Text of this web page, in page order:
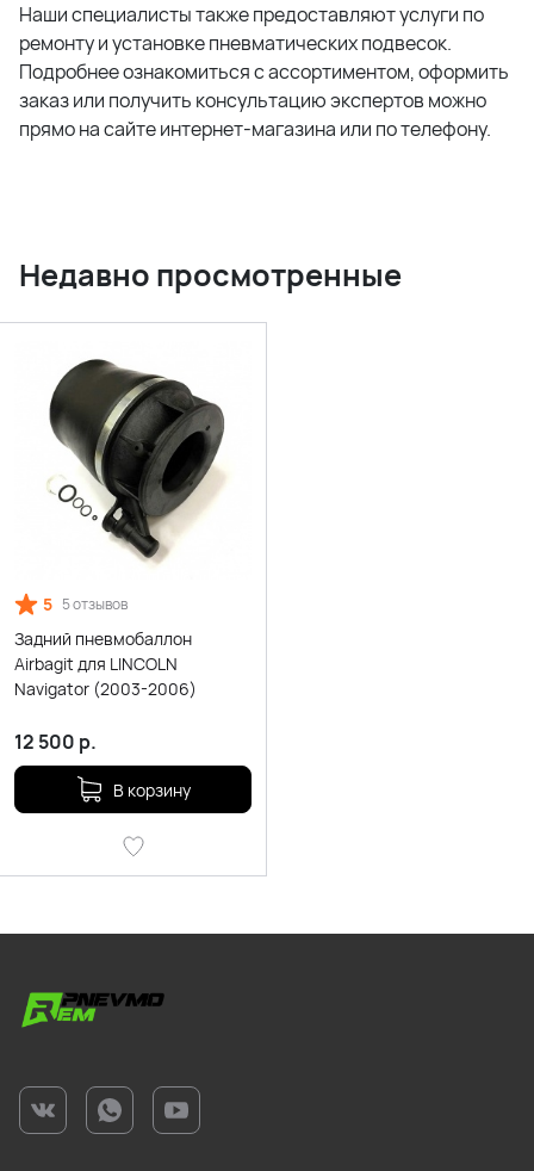
Наши специалисты также предоставляют услуги по
ремонту и установке пневматических подвесок.
Подробнее ознакомиться с ассортиментом, оформить
заказ или получить консультацию экспертов можно
прямо на сайте интернет-магазина или по телефону.
Недавно просмотренные
5 5 отзывов
Задний пневмобаллон
Airbagit для LINCOLN
Navigator (2003-2006)
12 500 р.
В корзину